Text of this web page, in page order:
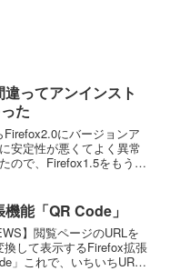
ってアンインスト
た
Firefox2.0にバージョンア
安定性が悪くてよく異常
ので、Firefox1.5をもう一
きていたので...
能「QR Code」
】閲覧ページのURLを
換して表示するFirefox拡張
」これで、いちいちURL